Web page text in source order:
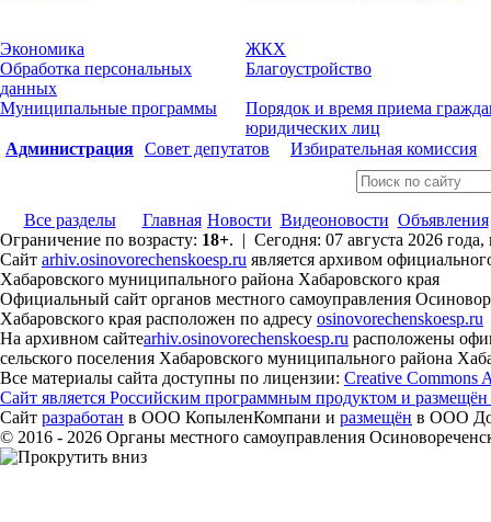
Экономика
ЖКХ
Обработка персональных
данных
Благоустройство
Муниципальные программы
Порядок и время приема
юридических лиц
Администрация Совет депутатов Избирательная комиссия
Все разделы Главная Новости Видеоновости Объявления
Ограничение по возрасту: 18+. | Сегодня: 07 августа 2026
Сайт arhiv.osinovorechenskoesp.ru является архивом
Хабаровского муниципального района Хабаровского края
Официальный сайт органов местного самоуправления
Хабаровского края расположен по адресу osinovorechenskoesp.ru
На архивном сайтеarhiv.osinovorechenskoesp.ru расположены
сельского поселения Хабаровского муниципального района
Все материалы сайта доступны по лицензии: Creative Commons
Сайт является Российским программным продуктом и
Сайт разработан в ООО КопыленКомпани и размещён в ООО
© 2016 - 2026 Органы местного самоуправления